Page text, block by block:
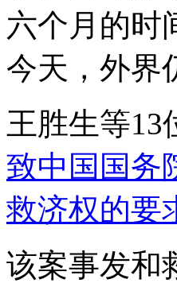
六个月的时
今天，外界
王胜生等13
致中国国务
救济权的要
该案事发和